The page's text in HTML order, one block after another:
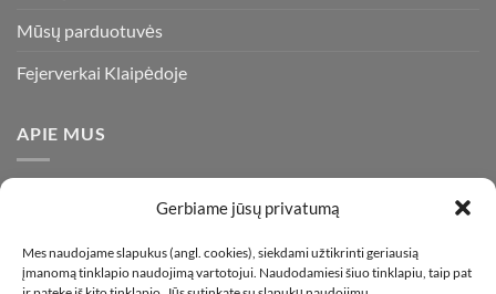
Gerbiame jūsų privatumą
Mes naudojame slapukus (angl. cookies), siekdami užtikrinti geriausią
įmanomą tinklapio naudojimą vartotojui. Naudodamiesi šiuo tinklapiu, taip pat
Mūsų parduotuvės
Fejerverkai Klaipėdoje
APIE MUS
visada stengiamės pasiūlyti tik kokybiškiausius ir geriausius
gaminius už bene mažiausią kainą rinkoje. Prekes pristatome
visoje Lietuvoje.